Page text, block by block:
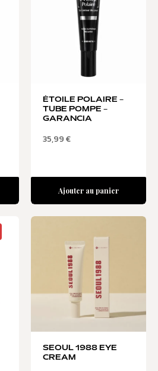
ÉTOILE POLAIRE –
TUBE POMPE –
GARANCIA
35,99€
Ajouter au panier
SEOUL 1988 EYE
CREAM